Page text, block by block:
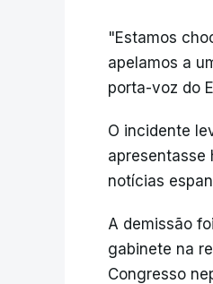
"Estamos
apelamos a
porta-voz do
O incidente
apresentasse
notícias
A demissão
gabinete na
Congresso